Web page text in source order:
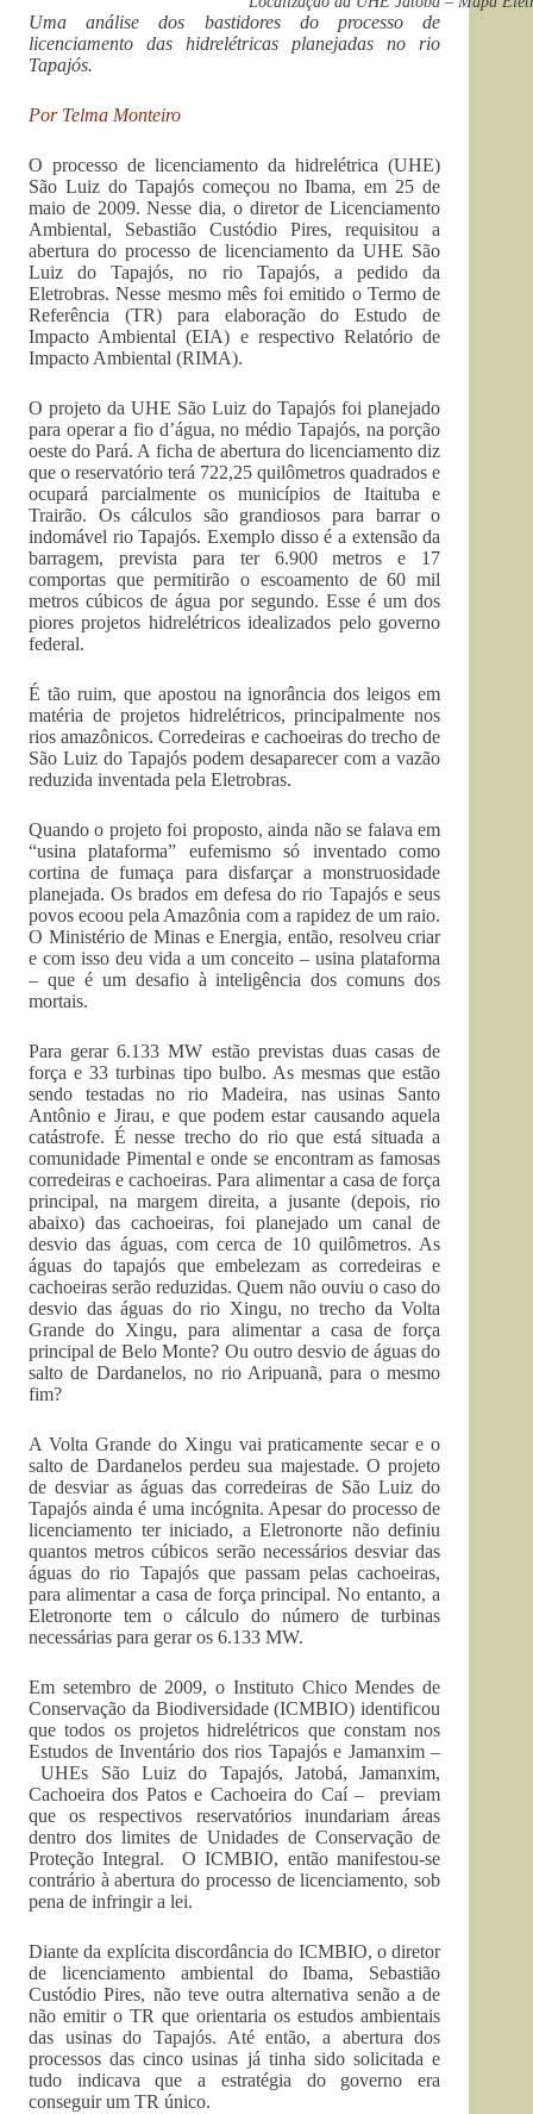
Uma análise dos bastidores do processo de
licenciamento das hidrelétricas planejadas no rio
Tapajós.
Por Telma Monteiro
O processo de licenciamento da hidrelétrica (UHE)
São Luiz do Tapajós começou no Ibama, em 25 de
maio de 2009. Nesse dia, o diretor de Licenciamento
Ambiental, Sebastião Custódio Pires, requisitou a
abertura do processo de licenciamento da UHE São
Luiz do Tapajós, no rio Tapajós, a pedido da
Eletrobras. Nesse mesmo mês foi emitido o Termo de
Referência (TR) para elaboração do Estudo de
Impacto Ambiental (EIA) e respectivo Relatório de
Impacto Ambiental (RIMA).
O projeto da UHE São Luiz do Tapajós foi planejado
para operar a fio d’água, no médio Tapajós, na porção
oeste do Pará. A ficha de abertura do licenciamento diz
que o reservatório terá 722,25 quilômetros quadrados e
ocupará parcialmente os municípios de Itaituba e
Trairão. Os cálculos são grandiosos para barrar o
indomável rio Tapajós. Exemplo disso é a extensão da
barragem, prevista para ter 6.900 metros e 17
comportas que permitirão o escoamento de 60 mil
metros cúbicos de água por segundo. Esse é um dos
piores projetos hidrelétricos idealizados pelo governo
federal.
É tão ruim, que apostou na ignorância dos leigos em
matéria de projetos hidrelétricos, principalmente nos
rios amazônicos. Corredeiras e cachoeiras do trecho de
São Luiz do Tapajós podem desaparecer com a vazão
reduzida inventada pela Eletrobras.
Quando o projeto foi proposto, ainda não se falava em
“usina plataforma” eufemismo só inventado como
cortina de fumaça para disfarçar a monstruosidade
planejada. Os brados em defesa do rio Tapajós e seus
povos ecoou pela Amazônia com a rapidez de um raio.
O Ministério de Minas e Energia, então, resolveu criar
e com isso deu vida a um conceito – usina plataforma
– que é um desafio à inteligência dos comuns dos
mortais.
Para gerar 6.133 MW estão previstas duas casas de
força e 33 turbinas tipo bulbo. As mesmas que estão
sendo testadas no rio Madeira, nas usinas Santo
Antônio e Jirau, e que podem estar causando aquela
catástrofe. É nesse trecho do rio que está situada a
comunidade Pimental e onde se encontram as famosas
corredeiras e cachoeiras. Para alimentar a casa de força
principal, na margem direita, a jusante (depois, rio
abaixo) das cachoeiras, foi planejado um canal de
desvio das águas, com cerca de 10 quilômetros. As
águas do tapajós que embelezam as corredeiras e
cachoeiras serão reduzidas. Quem não ouviu o caso do
desvio das águas do rio Xingu, no trecho da Volta
Grande do Xingu, para alimentar a casa de força
principal de Belo Monte? Ou outro desvio de águas do
salto de Dardanelos, no rio Aripuanã, para o mesmo
fim?
A Volta Grande do Xingu vai praticamente secar e o
salto de Dardanelos perdeu sua majestade. O projeto
de desviar as águas das corredeiras de São Luiz do
Tapajós ainda é uma incógnita. Apesar do processo de
licenciamento ter iniciado, a Eletronorte não definiu
quantos metros cúbicos serão necessários desviar das
águas do rio Tapajós que passam pelas cachoeiras,
para alimentar a casa de força principal. No entanto, a
Eletronorte tem o cálculo do número de turbinas
necessárias para gerar os 6.133 MW.
Em setembro de 2009, o Instituto Chico Mendes de
Conservação da Biodiversidade (ICMBIO) identificou
que todos os projetos hidrelétricos que constam nos
Estudos de Inventário dos rios Tapajós e Jamanxim –
UHEs São Luiz do Tapajós, Jatobá, Jamanxim,
Cachoeira dos Patos e Cachoeira do Caí – previam
que os respectivos reservatórios inundariam áreas
dentro dos limites de Unidades de Conservação de
Proteção Integral. O ICMBIO, então manifestou-se
contrário à abertura do processo de licenciamento, sob
pena de infringir a lei.
Diante da explícita discordância do ICMBIO, o diretor
de licenciamento ambiental do Ibama, Sebastião
Custódio Pires, não teve outra alternativa senão a de
não emitir o TR que orientaria os estudos ambientais
das usinas do Tapajós. Até então, a abertura dos
processos das cinco usinas já tinha sido solicitada e
tudo indicava que a estratégia do governo era
conseguir um TR único.